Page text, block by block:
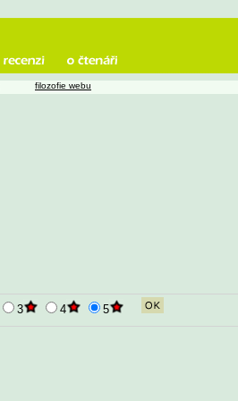
3 4 5
filozofie webu